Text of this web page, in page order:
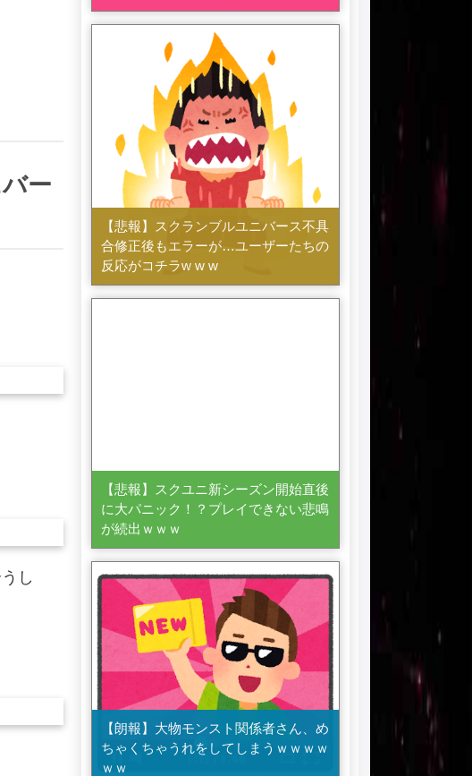
ー
し
【悲報】スクランブルユニバース不具
合修正後もエラーが…ユーザーたちの
反応がコチラw w w
【悲報】スクユニ新シーズン開始直後
に大パニック！？プレイできない悲鳴
が続出ｗｗｗ
【朗報】大物モンスト関係者さん、め
ちゃくちゃうれをしてしまうｗｗｗｗ
ｗｗ